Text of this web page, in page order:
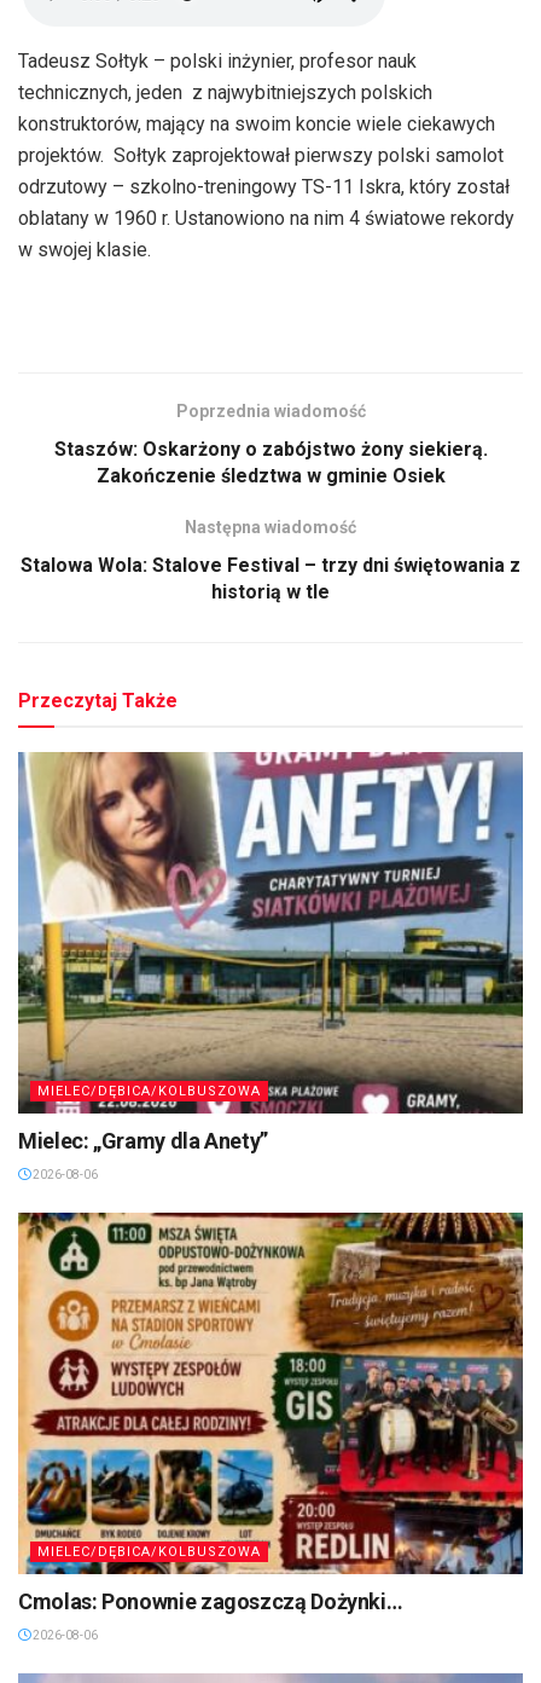
Tadeusz Sołtyk – polski inżynier, profesor nauk
technicznych, jeden z najwybitniejszych polskich
konstruktorów, mający na swoim koncie wiele ciekawych
projektów. Sołtyk zaprojektował pierwszy polski samolot
odrzutowy – szkolno-treningowy TS-11 Iskra, który został
oblatany w 1960 r. Ustanowiono na nim 4 światowe rekordy
w swojej klasie.
Poprzednia wiadomość
Staszów: Oskarżony o zabójstwo żony siekierą.
Zakończenie śledztwa w gminie Osiek
Następna wiadomość
Stalowa Wola: Stalove Festival – trzy dni świętowania z
historią w tle
Przeczytaj Także
MIELEC/DĘBICA/KOLBUSZOWA
Mielec: „Gramy dla Anety”
2026-08-06
MIELEC/DĘBICA/KOLBUSZOWA
Cmolas: Ponownie zagoszczą Dożynki…
2026-08-06